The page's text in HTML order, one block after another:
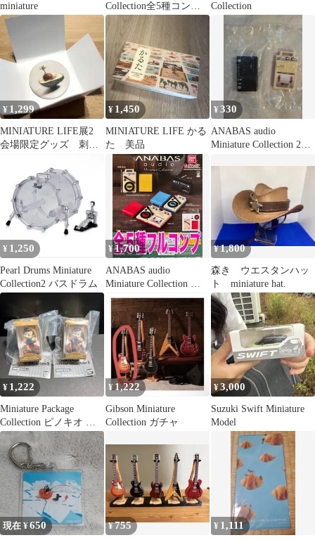
miniature
Collection全5種コンプ
リートセット
Collection
¥ 1,299
MINIATURE LIFE展2
会場限定グッズ 刺繍
¥ 1,450
MINIATURE LIFE かる
た 美品
¥330
ANABAS audio
Miniature Collection 2個
¥ 1,250
Pearl Drums Miniature
Collection2 バスドラム
¥1,700
ANABAS audio
Miniature Collection ガ
チャ
¥1,800
森き ウエスタンハッ
ト miniature hat.
¥ 1,222
Miniature Package
Collection ピノキオ デ
ィズニー
¥ 1,222
Gibson Miniature
Collection ガチャ
¥3,000
Suzuki Swift Miniature
Model
現在 ¥650 ¥755 ¥ 1,111